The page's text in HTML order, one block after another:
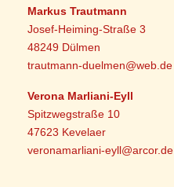
Markus Trautmann
Josef-Heiming-Straße 3
48249 Dülmen
trautmann-duelmen@web.de
Verona Marliani-Eyll
Spitzwegstraße 10
47623 Kevelaer
veronamarliani-eyll@arcor.de